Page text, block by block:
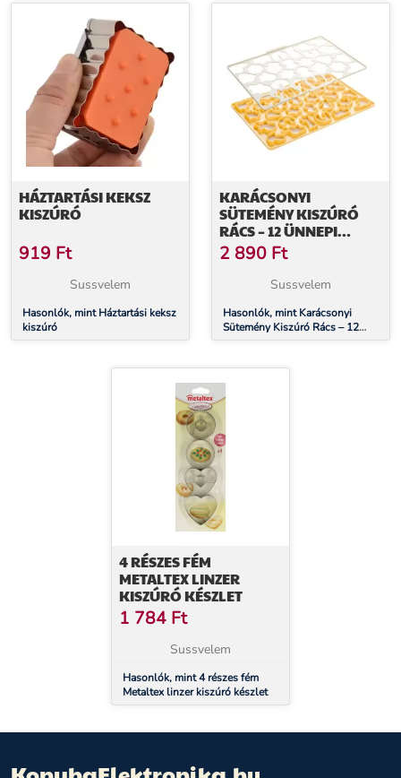
HÁZTARTÁSI KEKSZ
KISZÚRÓ
919 Ft
Sussvelem
Hasonlók, mint Háztartási keksz
kiszúró
KARÁCSONYI
SÜTEMÉNY KISZÚRÓ
RÁCS – 12 ÜNNEPI
FORMA EGYBEN
2 890 Ft
Sussvelem
Hasonlók, mint Karácsonyi
Sütemény Kiszúró Rács – 12
Ünnepi Forma Egyben
4 RÉSZES FÉM
METALTEX LINZER
KISZÚRÓ KÉSZLET
1 784 Ft
Sussvelem
Hasonlók, mint 4 részes fém
Metaltex linzer kiszúró készlet